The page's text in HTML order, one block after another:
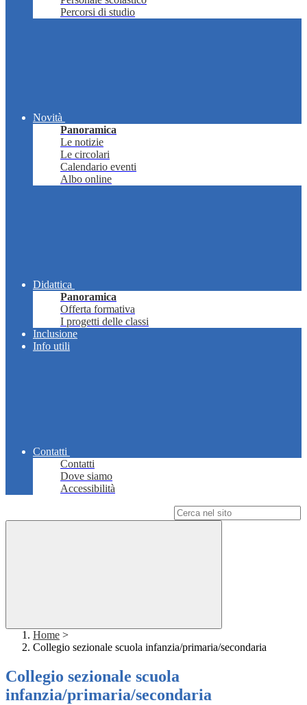
Percorsi di studio
Novità
Panoramica
Le notizie
Le circolari
Calendario eventi
Albo online
Didattica
Panoramica
Offerta formativa
I progetti delle classi
Inclusione
Info utili
Contatti
Contatti
Dove siamo
Accessibilità
Home >
Collegio sezionale scuola infanzia/primaria/secondaria
Collegio sezionale scuola
infanzia/primaria/secondaria